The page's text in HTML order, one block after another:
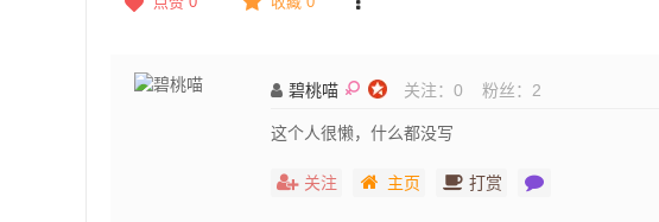
碧桃喵 关注： 0 粉丝： 2
这个人很懒，什么都没写
关注 主页 打赏